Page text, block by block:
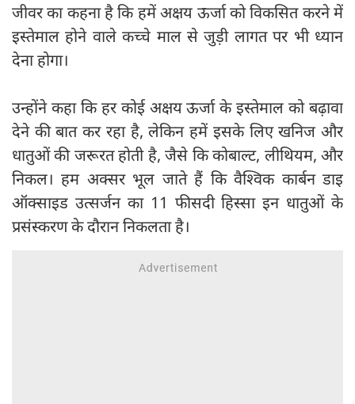
जीवर का कहना है कि हमें अक्षय ऊर्जा को विकसित करने में
इस्तेमाल होने वाले कच्चे माल से जुड़ी लागत पर भी ध्यान
देना होगा।
उन्होंने कहा कि हर कोई अक्षय ऊर्जा के इस्तेमाल को बढ़ावा
देने की बात कर रहा है, लेकिन हमें इसके लिए खनिज और
धातुओं की जरूरत होती है, जैसे कि कोबाल्ट, लीथियम, और
निकल। हम अक्सर भूल जाते हैं कि वैश्विक कार्बन डाइ
ऑक्साइड उत्सर्जन का 11 फीसदी हिस्सा इन धातुओं के
प्रसंस्करण के दौरान निकलता है।